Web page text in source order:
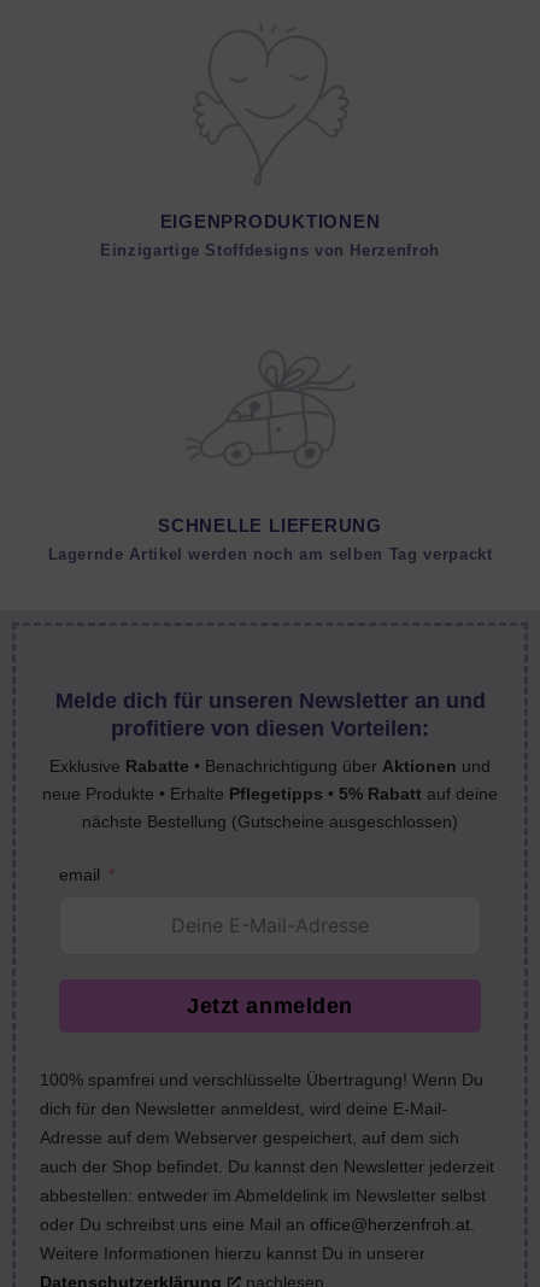
EIGENPRODUKTIONEN
Einzigartige Stoffdesigns von Herzenfroh
SCHNELLE LIEFERUNG
Lagernde Artikel werden noch am selben Tag verpackt
Melde dich für unseren Newsletter an und
profitiere von diesen Vorteilen:
Exklusive Rabatte • Benachrichtigung über Aktionen und
neue Produkte • Erhalte Pflegetipps • 5% Rabatt auf deine
nächste Bestellung (Gutscheine ausgeschlossen)
email
Jetzt anmelden
100% spamfrei und verschlüsselte Übertragung! Wenn Du
dich für den Newsletter anmeldest, wird deine E-Mail-
Adresse auf dem Webserver gespeichert, auf dem sich
auch der Shop befindet. Du kannst den Newsletter jederzeit
abbestellen: entweder im Abmeldelink im Newsletter selbst
oder Du schreibst uns eine Mail an office@herzenfroh.at.
Weitere Informationen hierzu kannst Du in unserer
Datenschutzerklärung
nachlesen.